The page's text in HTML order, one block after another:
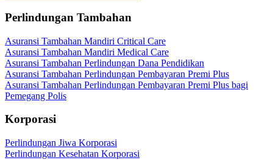
Perlindungan Tambahan
Asuransi Tambahan Mandiri Critical Care
Asuransi Tambahan Mandiri Medical Care
Asuransi Tambahan Perlindungan Dana Pendidikan
Asuransi Tambahan Perlindungan Pembayaran Premi Plus
Asuransi Tambahan Perlindungan Pembayaran Premi Plus bagi
Pemegang Polis
Korporasi
Perlindungan Jiwa Korporasi
Perlindungan Kesehatan Korporasi